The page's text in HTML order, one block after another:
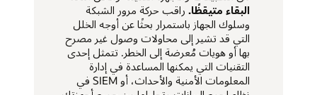
البقاء متيقظًا.راقب حركة مرور الشبكة
وسلوك الجهاز باستمرار بحثًا عن أوجه الخلل
التي قد تشير إلى محاولات وصول غير مصرح
بها أو هويات مُعرضة إلى الخطر. تتمثل إحدى
التقنيات التي يمكنها المساعدة في إدارة
المعلومات الأمنية والأحداث، أو SIEM في